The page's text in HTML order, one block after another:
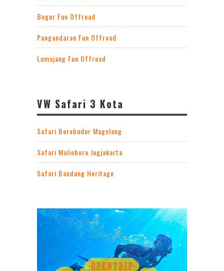
Bogor Fun Offroad
Pangandaran Fun Offroad
Lumajang Fun Offroad
VW Safari 3 Kota
Safari Borobudur Magelang
Safari Malioboro Jogjakarta
Safari Bandung Heritage